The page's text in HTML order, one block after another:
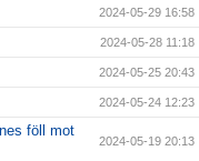
2024-05-29 16:58
2024-05-28 11:18
2024-05-25 20:43
2024-05-24 12:23
föll mot
2024-05-19 20:13